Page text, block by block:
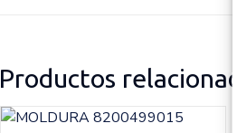
Productos